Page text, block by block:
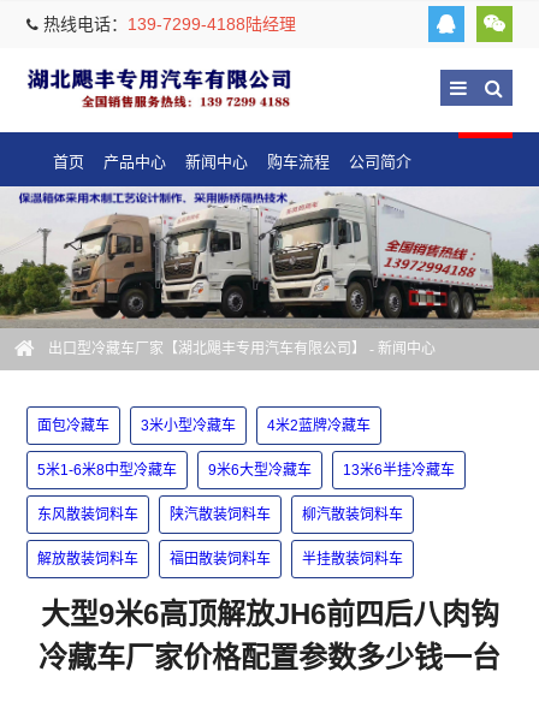
热线电话： 139-7299-4188陆经理
首页 产品中心 新闻中心 购车流程 公司简介
出口型冷藏车厂家【湖北飓丰专用汽车有限公司】 - 新闻中心
面包冷藏车 3米小型冷藏车 4米2蓝牌冷藏车
5米1-6米8中型冷藏车 9米6大型冷藏车 13米6半挂冷藏车
东风散装饲料车 陕汽散装饲料车 柳汽散装饲料车
解放散装饲料车 福田散装饲料车 半挂散装饲料车
大型9米6高顶解放JH6前四后八肉钩
冷藏车厂家价格配置参数多少钱一台